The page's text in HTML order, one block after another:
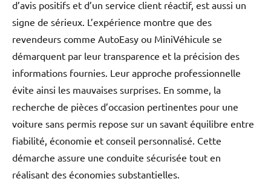
d’avis positifs et d’un service client réactif, est aussi un
signe de sérieux. L’expérience montre que des
revendeurs comme AutoEasy ou MiniVéhicule se
démarquent par leur transparence et la précision des
informations fournies. Leur approche professionnelle
évite ainsi les mauvaises surprises. En somme, la
recherche de pièces d’occasion pertinentes pour une
voiture sans permis repose sur un savant équilibre entre
fiabilité, économie et conseil personnalisé. Cette
démarche assure une conduite sécurisée tout en
réalisant des économies substantielles.